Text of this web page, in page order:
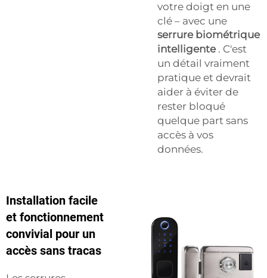
votre doigt en une
clé – avec une
serrure biométrique
intelligente . C'est
un détail vraiment
pratique et devrait
aider à éviter de
rester bloqué
quelque part sans
accès à vos
données.
Installation facile
et fonctionnement
convivial pour un
accès sans tracas